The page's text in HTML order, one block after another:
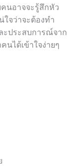
นอาจจะรู้สึกหัว
จว่าจะต้องทำ
ะประสบการณ์จาก
นได้เข้าใจง่ายๆ